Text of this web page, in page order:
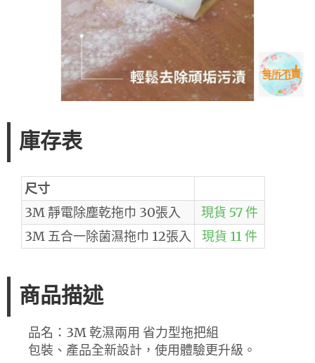
庫存表
尺寸
3M 靜電除塵乾拖巾 30張入
現貨 57 件
3M 五合一除菌濕拖巾 12張入
現貨 11 件
商品描述
品名：3M 乾濕兩用 省力型拖把組
包裝、產品全新設計，使用體驗更升級。